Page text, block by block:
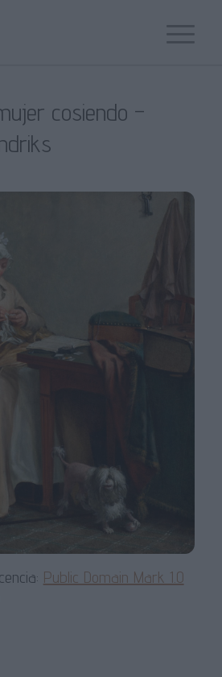
cosiendo –
Public Domain Mark 1.0